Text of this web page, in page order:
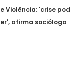
Violência: 'crise
afirma socióloga